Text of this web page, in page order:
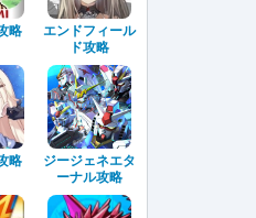
略
エンドフィール
ド攻略
略
ジージェネエタ
ーナル攻略